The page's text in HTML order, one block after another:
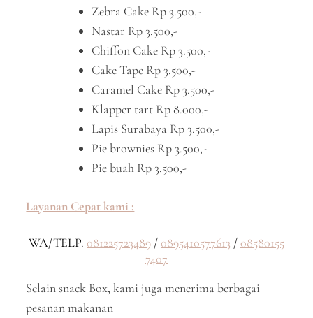
Zebra Cake Rp 3.500,-
Nastar Rp 3.500,-
Chiffon Cake Rp 3.500,-
Cake Tape Rp 3.500,-
Caramel Cake Rp 3.500,-
Klapper tart Rp 8.000,-
Lapis Surabaya Rp 3.500,-
Pie brownies Rp 3.500,-
Pie buah Rp 3.500,-
Layanan Cepat kami :
WA/TELP. 081225723489 /0895410577613 /08580155
7407
Selain snack Box, kami juga menerima berbagai
pesanan makanan